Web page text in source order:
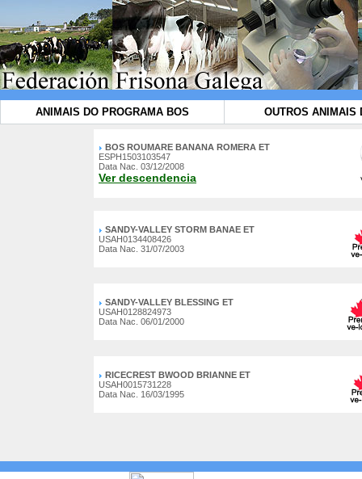
ANIMAIS DO PROGRAMA BOS OUTROS ANIMAIS
BOS ROUMARE BANANA ROMERA ET
ESPH1503103547
Data Nac. 03/12/2008
Ver descendencia
SANDY-VALLEY STORM BANAE ET
USAH0134408426
Data Nac. 31/07/2003
SANDY-VALLEY BLESSING ET
USAH0128824973
Data Nac. 06/01/2000
RICECREST BWOOD BRIANNE ET
USAH0015731228
Data Nac. 16/03/1995